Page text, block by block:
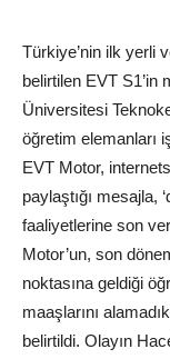
Türkiye’nin ilk yerli
belirtilen EVT S1’in
Üniversitesi
öğretim elemanları
EVT Motor, internet
paylaştığı mesajla,
faaliyetlerine son
Motor’un, son
noktasına geldiği
maaşlarını
belirtildi. Olayın